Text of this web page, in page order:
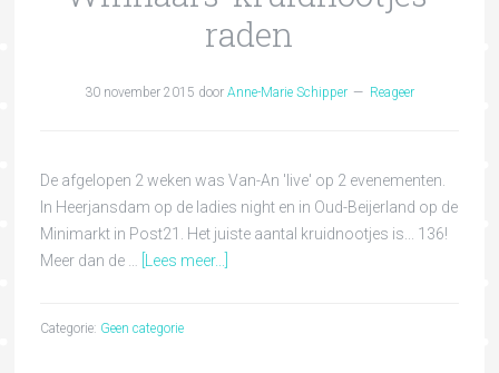
raden
30 november 2015 door Anne-Marie Schipper Reageer
De afgelopen 2 weken was Van-An 'live' op 2 evenementen.
In Heerjansdam op de ladies night en in Oud-Beijerland op de
Minimarkt in Post21. Het juiste aantal kruidnootjes is... 136!
Meer dan de …
[Lees meer...]
Categorie: Geen categorie